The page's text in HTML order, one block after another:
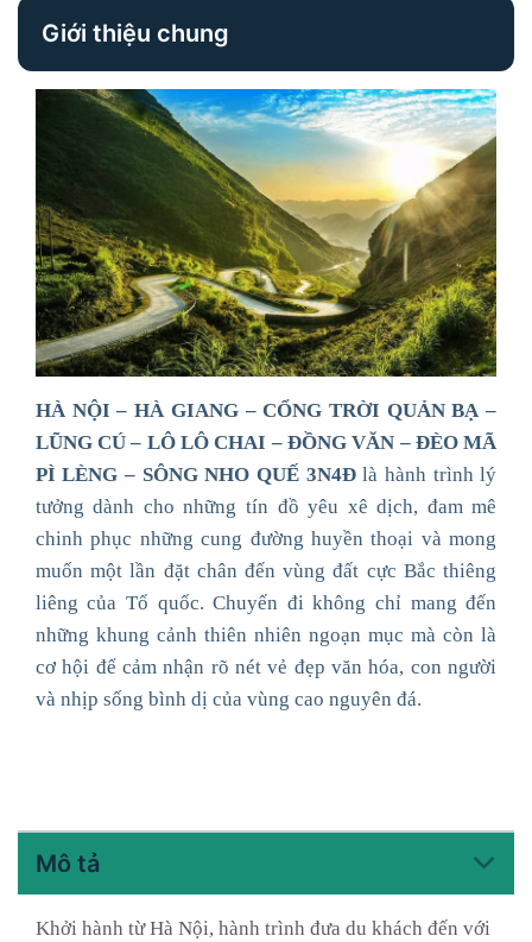
Giới thiệu chung
HÀ NỘI – HÀ GIANG – CỔNG TRỜI QUẢN BẠ –
LŨNG CÚ – LÔ LÔ CHAI – ĐỒNG VĂN – ĐÈO MÃ
PÌ LÈNG – SÔNG NHO QUẾ 3N4Đlà hành trình lý
tưởng dành cho những tín đồ yêu xê dịch, đam mê
chinh phục những cung đường huyền thoại và mong
muốn một lần đặt chân đến vùng đất cực Bắc thiêng
liêng của Tổ quốc. Chuyến đi không chỉ mang đến
những khung cảnh thiên nhiên ngoạn mục mà còn là
cơ hội để cảm nhận rõ nét vẻ đẹp văn hóa, con người
và nhịp sống bình dị của vùng cao nguyên đá.
Mô tả
Khởi hành từHà Nội, hành trình đưa du khách đến với